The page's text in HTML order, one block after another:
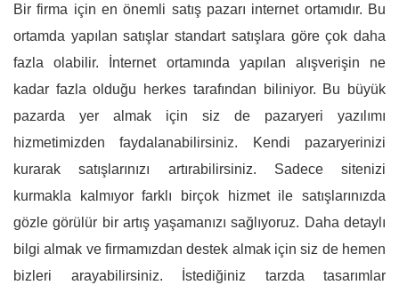
Bir firma için en önemli satış pazarı internet ortamıdır. Bu
ortamda yapılan satışlar standart satışlara göre çok daha
fazla olabilir. İnternet ortamında yapılan alışverişin ne
kadar fazla olduğu herkes tarafından biliniyor. Bu büyük
pazarda yer almak için siz de pazaryeri yazılımı
hizmetimizden faydalanabilirsiniz. Kendi pazaryerinizi
kurarak satışlarınızı artırabilirsiniz. Sadece sitenizi
kurmakla kalmıyor farklı birçok hizmet ile satışlarınızda
gözle görülür bir artış yaşamanızı sağlıyoruz. Daha detaylı
bilgi almak ve firmamızdan destek almak için siz de hemen
bizleri arayabilirsiniz. İstediğiniz tarzda tasarımlar